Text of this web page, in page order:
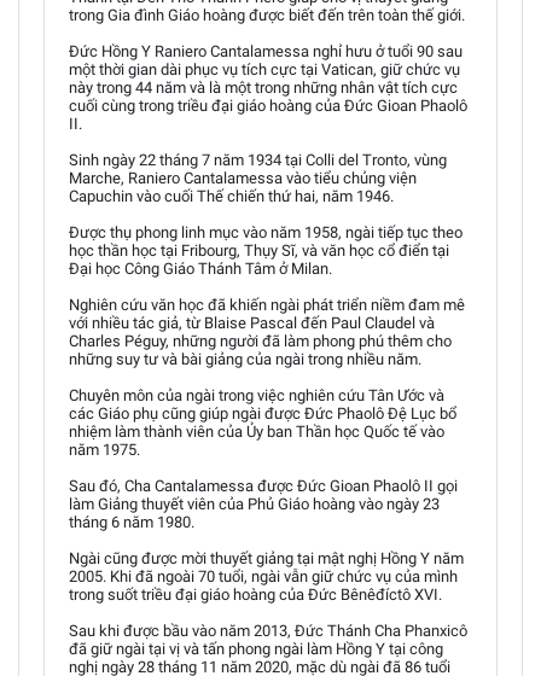
trong Gia đình Giáo hoàng được biết đến trên toàn thế giới.
Đức Hồng Y Raniero Cantalamessa nghỉ hưu ở tuổi 90 sau
một thời gian dài phục vụ tích cực tại Vatican, giữ chức vụ
này trong 44 năm và là một trong những nhân vật tích cực
cuối cùng trong triều đại giáo hoàng của Đức Gioan Phaolô
II.
Sinh ngày 22 tháng 7 năm 1934 tại Colli del Tronto, vùng
Marche, Raniero Cantalamessa vào tiểu chủng viện
Capuchin vào cuối Thế chiến thứ hai, năm 1946.
Được thụ phong linh mục vào năm 1958, ngài tiếp tục theo
học thần học tại Fribourg, Thụy Sĩ, và văn học cổ điển tại
Đại học Công Giáo Thánh Tâm ở Milan.
Nghiên cứu văn học đã khiến ngài phát triển niềm đam mê
với nhiều tác giả, từ Blaise Pascal đến Paul Claudel và
Charles Péguy, những người đã làm phong phú thêm cho
những suy tư và bài giảng của ngài trong nhiều năm.
Chuyên môn của ngài trong việc nghiên cứu Tân Ước và
các Giáo phụ cũng giúp ngài được Đức Phaolô Đệ Lục bổ
nhiệm làm thành viên của Ủy ban Thần học Quốc tế vào
năm 1975.
Sau đó, Cha Cantalamessa được Đức Gioan Phaolô II gọi
làm Giảng thuyết viên của Phủ Giáo hoàng vào ngày 23
tháng 6 năm 1980.
Ngài cũng được mời thuyết giảng tại mật nghị Hồng Y năm
2005. Khi đã ngoài 70 tuổi, ngài vẫn giữ chức vụ của mình
trong suốt triều đại giáo hoàng của Đức Bênêđíctô XVI.
Sau khi được bầu vào năm 2013, Đức Thánh Cha Phanxicô
đã giữ ngài tại vị và tấn phong ngài làm Hồng Y tại công
nghị ngày 28 tháng 11 năm 2020, mặc dù ngài đã 86 tuổi